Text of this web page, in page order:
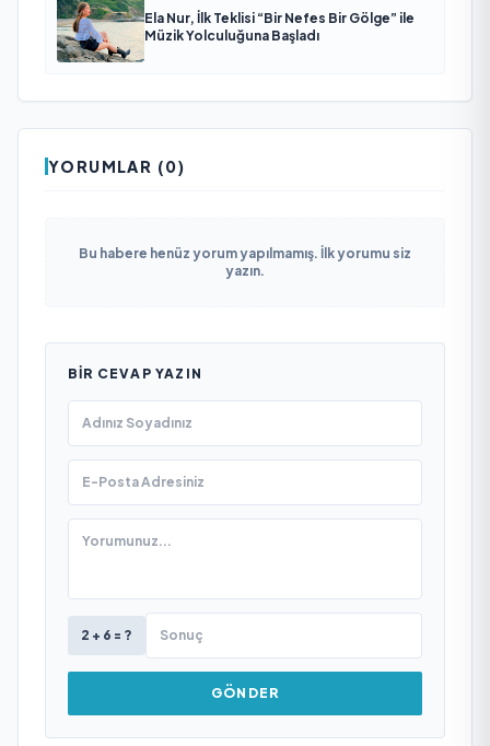
Ela Nur, İlk Teklisi “Bir Nefes Bir Gölge” ile
Müzik Yolculuğuna Başladı
YORUMLAR (0)
Bu habere henüz yorum yapılmamış. İlk yorumu siz
yazın.
BIR CEVAP YAZIN
2 + 6 = ?
GÖNDER